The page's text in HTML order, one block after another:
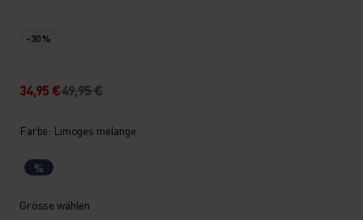
-30 %
34,95 €49,95 €
Farbe: Limoges melange
%
Grösse wählen